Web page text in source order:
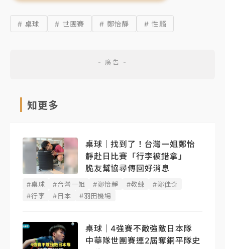
# 桌球 # 世團賽 # 鄭怡靜 # 性騷
知更多
桌球｜找到了！台灣一姐鄭怡
靜赴日比賽「行李被錯拿」
脆友幫協尋傳回好消息
#桌球 #台灣一姐 #鄭怡靜 #教練
#鄭佳奇
#行李
#日本 #羽田機場
桌球｜4強賽不敵強敵日本隊
中華隊世團賽連2屆奪銅平隊史